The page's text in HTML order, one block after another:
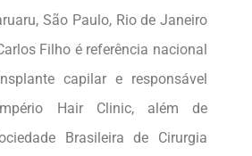
São Paulo, Rio de Janeiro
Filho é referência nacional
capilar e responsável
Hair Clinic, além de
Brasileira de Cirurgia